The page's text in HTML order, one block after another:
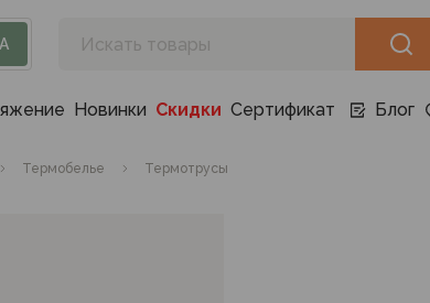
Новинки Скидки Сертификат Блог
Термобелье Термотрусы